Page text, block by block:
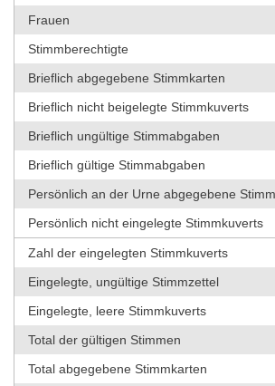
Frauen
Stimmberechtigte
Brieflich abgegebene Stimmkarten
Brieflich nicht beigelegte Stimmkuverts
Brieflich ungültige Stimmabgaben
Brieflich gültige Stimmabgaben
Persönlich an der Urne abgegebene
Persönlich nicht eingelegte Stimmkuverts
Zahl der eingelegten Stimmkuverts
Eingelegte, ungültige Stimmzettel
Eingelegte, leere Stimmkuverts
Total der gültigen Stimmen
Total abgegebene Stimmkarten